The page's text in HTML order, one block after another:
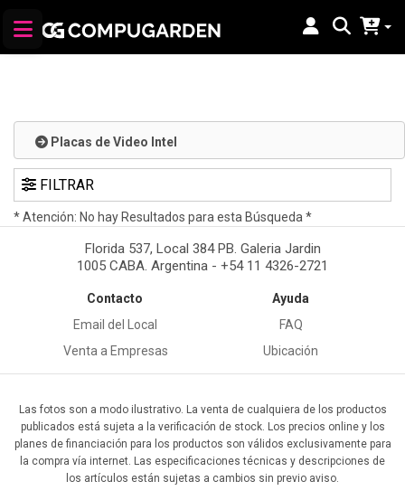
Placas de Video Intel
FILTRAR
* Atención: No hay Resultados para esta Búsqueda *
Florida 537, Local 384 PB. Galeria Jardin
1005 CABA. Argentina - +54 11 4326-2721
Contacto
Email del Local
Venta a Empresas
Ayuda
FAQ
Ubicación
Las fotos son a modo ilustrativo. La venta de cualquiera de los productos
publicados está sujeta a la verificación de stock. Los precios online y los
planes de financiación para los productos son válidos exclusivamente para
la compra vía internet. Las especificaciones técnicas y descripciones de
los artículos están sujetas a cambios sin previo aviso.